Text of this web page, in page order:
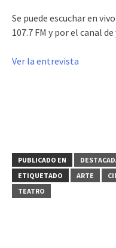
Se puede escuchar en
107.7 FM y por el canal
Ver la entrevista
PUBLICADO EN
ETIQUETADO
ARTE
TEATRO